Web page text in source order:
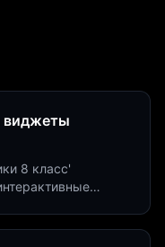
виджеты
8 класс'